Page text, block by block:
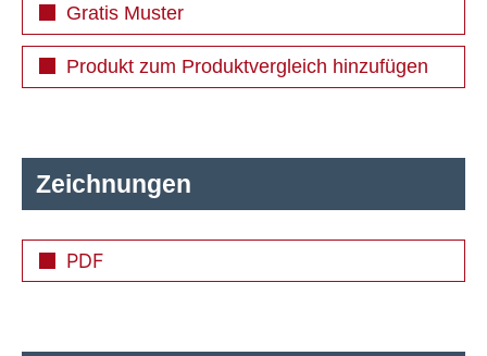
Zeichnungen
PDF
Gratis Muster
Produkt zum Produktvergleich hinzufügen